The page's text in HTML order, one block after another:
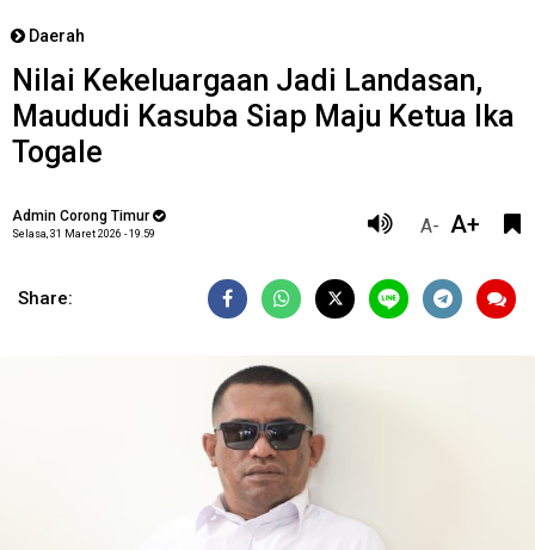
Daerah
Nilai Kekeluargaan Jadi Landasan,
Maududi Kasuba Siap Maju Ketua Ika
Togale
Admin Corong Timur
Selasa, 31 Maret 2026 - 19.59 A- A+
Share: